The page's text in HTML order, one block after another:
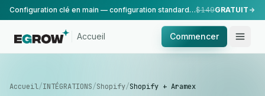
Configuration clé en main — configuration standard, réalisée par notre équipe.$149GRATUIT
Accueil Commencer
Accueil/INTÉGRATIONS/Shopify/Shopify + Aramex